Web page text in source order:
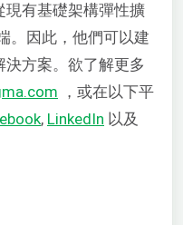
現有基礎架構彈性擴
。因此，他們可以建
方案。欲了解更多
，或在以下平
, LinkedIn 以及